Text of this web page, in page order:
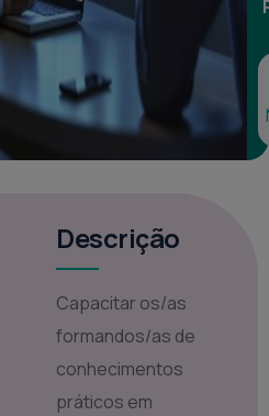
Descrição
Capacitar os/as
formandos/as de
conhecimentos
práticos em